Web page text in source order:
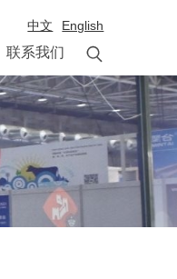
中文 English
联系我们 